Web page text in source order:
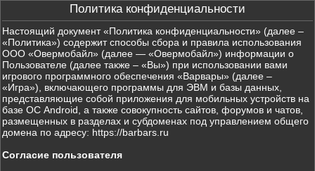
Политика конфиденциальности
Настоящий документ «Политика конфиденциальности» (далее –
«Политика») содержит способы сбора и правила использования
ООО «Овермобайл» (далее — «Овермобайл») информации о
Пользователе (далее также – «Вы») при использовании вами
игрового программного обеспечения «Варвары» (далее –
«Игра»), включающего программы для ЭВМ и базы данных,
представляющие собой приложения для мобильных устройств на
базе ОС Android, а также совокупность сайтов, форумов и чатов,
размещенных в разделах и субдоменах под управлением общего
домена по адресу: https://barbars.ru
Согласие пользователя